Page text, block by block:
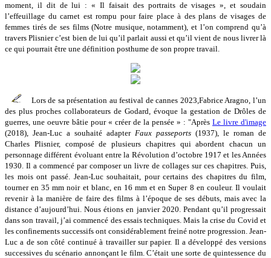
moment, il dit de lui : « Il faisait des portraits de visages », et soudain
l’effeuillage du carnet est rompu pour faire place à des plans de visages de
femmes tirés de ses films (Notre musique, notamment), et l’on comprend qu’à
travers Plisnier c’est bien de lui qu’il parlait aussi et qu’il vient de nous livrer là
ce qui pourrait être une définition posthume de son propre travail.
Lors de sa présentation au festival de cannes 2023,Fabrice Aragno, l’un
des plus proches collaborateurs de Godard, évoque la gestation de Drôles de
guerres, une oeuvre bâtie pour « créer de la pensée » : "Après Le livre d'image
(2018), Jean-Luc a souhaité adapter Faux passeports (1937), le roman de
Charles Plisnier, composé de plusieurs chapitres qui abordent chacun un
personnage différent évoluant entre la Révolution d’octobre 1917 et les Années
1930. Il a commencé par composer un livre de collages sur ces chapitres. Puis,
les mois ont passé. Jean-Luc souhaitait, pour certains des chapitres du film,
tourner en 35 mm noir et blanc, en 16 mm et en Super 8 en couleur. Il voulait
revenir à la manière de faire des films à l’époque de ses débuts, mais avec la
distance d’aujourd’hui. Nous étions en janvier 2020. Pendant qu’il progressait
dans son travail, j’ai commencé des essais techniques. Mais la crise du Covid et
les confinements successifs ont considérablement freiné notre progression. Jean-
Luc a de son côté continué à travailler sur papier. Il a développé des versions
successives du scénario annonçant le film. C’était une sorte de quintessence du